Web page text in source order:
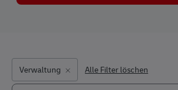
Verwaltung Alle Filter löschen